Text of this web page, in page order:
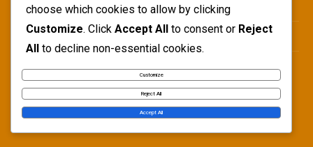
Over
Cookiebeleid
RECENTE BERICHTEN
choose which cookies to allow by clicking
Customize. Click Accept All to consent or Reject
All to decline non-essential cookies.
Customize
Reject All
Accept All